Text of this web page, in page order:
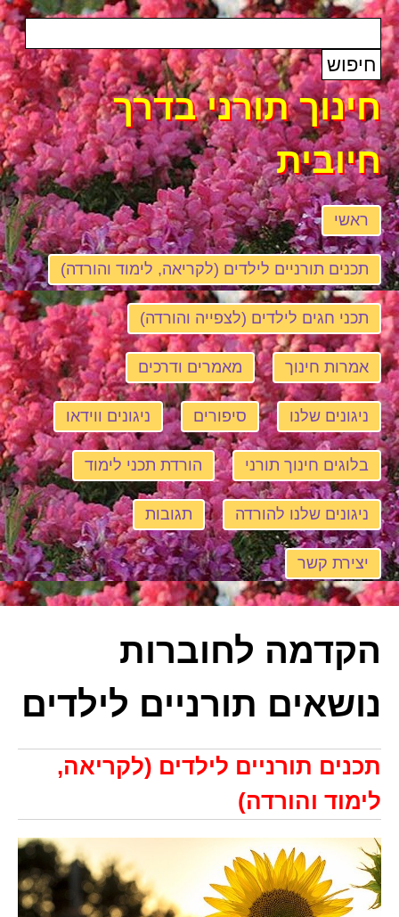
חינוך תורני בדרך
חיובית
ראשי
תכנים תורניים לילדים (לקריאה, לימוד והורדה)
תכני חגים לילדים (לצפייה והורדה)
אמרות חינוך מאמרים ודרכים
ניגונים שלנו סיפורים ניגונים ווידאו
בלוגים חינוך תורני הורדת תכני לימוד
ניגונים שלנו להורדה תגובות
יצירת קשר
הקדמה לחוברות
נושאים תורניים לילדים
תכנים תורניים לילדים (לקריאה,
לימוד והורדה)